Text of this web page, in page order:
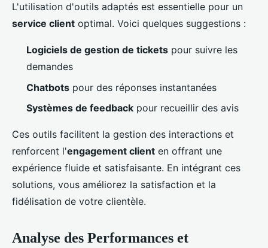
L'utilisation d'outils adaptés est essentielle pour un
service client optimal. Voici quelques suggestions :
Logiciels de gestion de tickets pour suivre les
demandes
Chatbots pour des réponses instantanées
Systèmes de feedback pour recueillir des avis
Ces outils facilitent la gestion des interactions et
renforcent l'engagement client en offrant une
expérience fluide et satisfaisante. En intégrant ces
solutions, vous améliorez la satisfaction et la
fidélisation de votre clientèle.
Analyse des Performances et